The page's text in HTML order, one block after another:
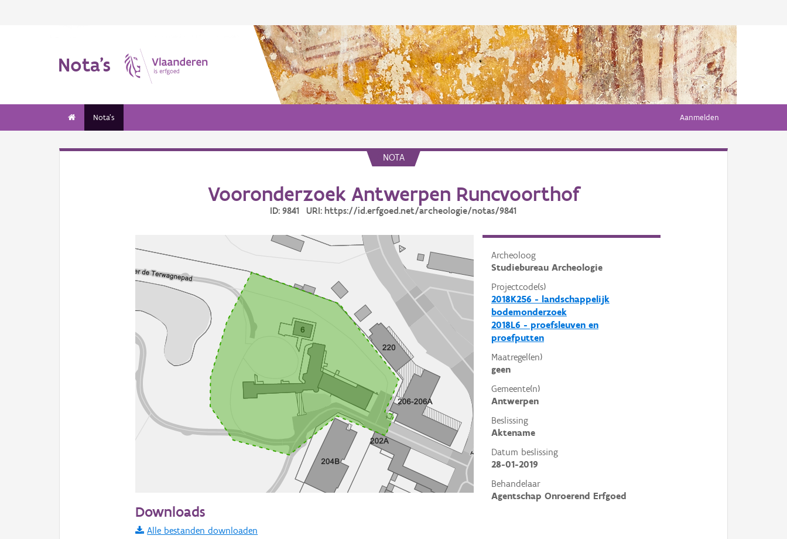
Nota's
Nota's Aanmelden
NOTA
Vooronderzoek Antwerpen Runcvoorthof
ID: 9841 URI: https://id.erfgoed.net/archeologie/notas/9841
Archeoloog
Studiebureau Archeologie
Projectcode(s)
2018K256 - landschappelijk
bodemonderzoek
2018L6 - proefsleuven en
proefputten
Maatregel(en)
geen
Gemeente(n)
Antwerpen
Beslissing
Aktename
Datum beslissing
28-01-2019
Behandelaar
Agentschap Onroerend Erfgoed
Informatie Vlaanderen
Downloads
Alle bestanden downloaden